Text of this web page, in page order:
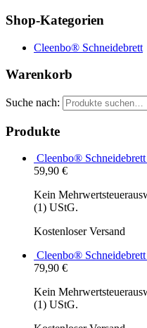
Shop-Kategorien
Cleenbo® Schneidebrett
Warenkorb
Suche nach:
Produkte
Cleenbo®
59,90 €
Kein
(1) UStG.
Kostenloser Versand
Cleenbo®
79,90 €
Kein
(1) UStG.